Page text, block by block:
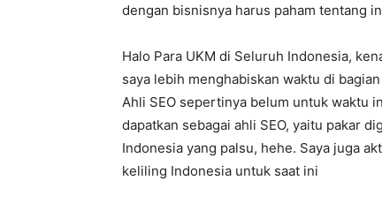
dengan bisnisnya harus paham tentang
Halo Para UKM di Seluruh Indonesia,
saya lebih menghabiskan waktu di
Ahli SEO sepertinya belum untuk waktu
dapatkan sebagai ahli SEO, yaitu pakar
Indonesia yang palsu, hehe. Saya juga
keliling Indonesia untuk saat ini